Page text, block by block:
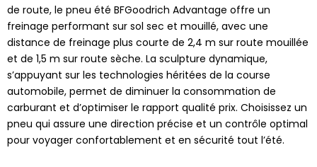
de route, le pneu été BFGoodrich Advantage offre un
freinage performant sur sol sec et mouillé, avec une
distance de freinage plus courte de 2,4 m sur route mouillée
et de 1,5 m sur route sèche. La sculpture dynamique,
s’appuyant sur les technologies héritées de la course
automobile, permet de diminuer la consommation de
carburant et d’optimiser le rapport qualité prix. Choisissez un
pneu qui assure une direction précise et un contrôle optimal
pour voyager confortablement et en sécurité tout l’été.